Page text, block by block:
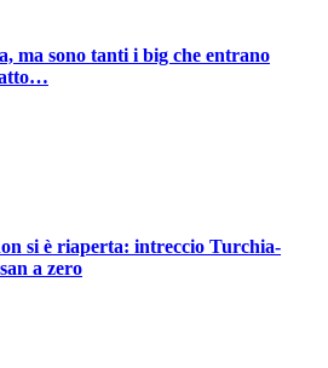
ma sono tanti i big che entrano
si è riaperta: intreccio Turchia-
a zero